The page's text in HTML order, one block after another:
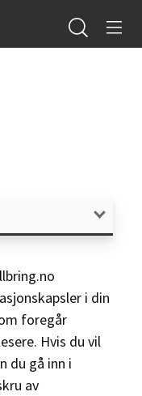
i din
foregår
Hvis du vil
du gå inn i
av